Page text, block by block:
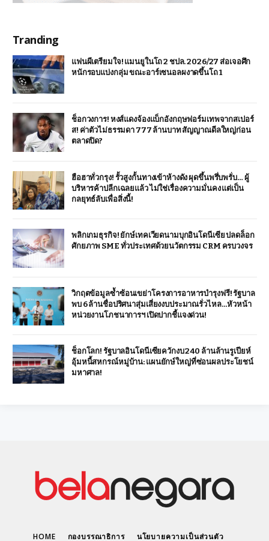
Tranding
แฟนผีเตรียมใจ! แมนยูในโถ 2 ชปล. 2026/27 ส่อเจอศึก
หนักรอบแบ่งกลุ่ม ขณะอาร์เซนอลผงาดขึ้นโถ 1
ช็อกวงการ! หงส์แดงจ้องแบ็กอังกฤษฟอร์มเทพจากสเปอร์
ส! ค่าตัวไม่ธรรมดา 777 ล้านบาท สัญญาณดีลใหญ่ก่อน
ตลาดปิด?
ฮือฮาทั่วกรุง! รั้วสูงกั้นทางเข้าห้างดัง ผุดขึ้นพรึ่บพรั่บ… ผู้
บริหารค้าปลีกเฉลยแล้ว ไม่ใช่เรื่องความมั่นคง แต่เป็น
กลยุทธ์ลับเพื่อสิ่งนี้!
พลิกเกมธุรกิจ! ยักษ์เทคเวียดนามบุกอินโดนีเซีย ปลดล็อก
ศักยภาพ SME ทั่วประเทศด้วยนวัตกรรม CRM ครบวงจร
วิกฤตข้อมูลซ้ำซ้อนเขย่าโครงการอาหารบำรุงฟรี! รัฐบาล
พบ 6 ล้านชื่อปริศนาสุ่มเสี่ยงงบประมาณรั่วไหล…หัวหน้า
หน่วยงานโภชนาการฯ เปิดปากชี้แจงด่วน!
ช็อกโลก! รัฐบาลอินโดนีเซียควักงบ 240 ล้านล้านรูเปียห์
อุ้มหนี้สหกรณ์หมู่บ้าน: แผนยักษ์ใหญ่ที่ซ่อนผลประโยชน์
มหาศาล!
HOME กองบรรณาธิการ นโยบายความเป็นส่วนตัว